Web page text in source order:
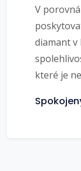
V
diamant v
které je